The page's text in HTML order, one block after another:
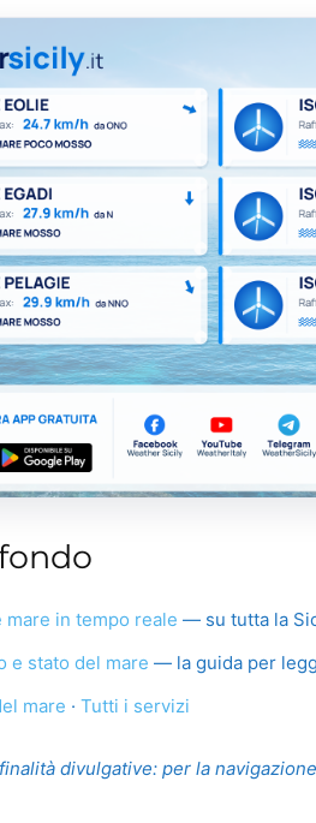
mare in tempo reale — su tutta la
e stato del mare — la guida per
mare · Tutti i servizi
divulgative: per la